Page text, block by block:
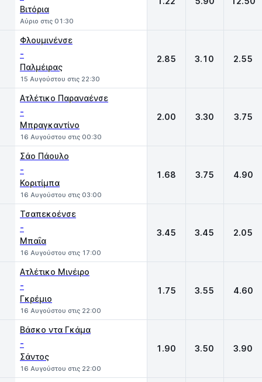
Βιτόρια
Αύριο στις 01:30
Φλουμινένσε
-
Παλμέιρας
15 Αυγούστου στις 22:30
2.85 3.10 2.55
Ατλέτικο Παραναένσε
-
Μπραγκαντίνο
16 Αυγούστου στις 00:30
2.00 3.30 3.75
Σάο Πάουλο
-
Κοριτίμπα
16 Αυγούστου στις 03:00
1.68 3.75 4.90
Τσαπεκοένσε
-
Μπαΐα
16 Αυγούστου στις 17:00
3.45 3.45 2.05
Ατλέτικο Μινέιρο
-
Γκρέμιο
16 Αυγούστου στις 22:00
1.75 3.55 4.60
Βάσκο ντα Γκάμα
-
Σάντος
16 Αυγούστου στις 22:00
1.90 3.50 3.90